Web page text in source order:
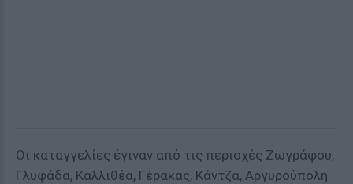
Οι καταγγελίες έγιναν από τις περιοχές Ζωγράφου,
Γλυφάδα, Καλλιθέα, Γέρακας, Κάντζα, Αργυρούπολη